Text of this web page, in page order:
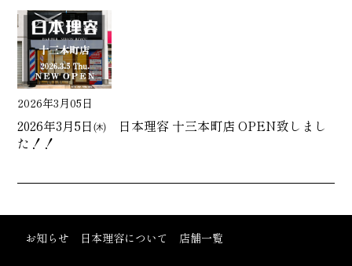
2026年3月05日
2026年3月5日㈭ 日本理容 十三本町店 OPEN致しまし
た！！
お知らせ 日本理容について 店舗一覧